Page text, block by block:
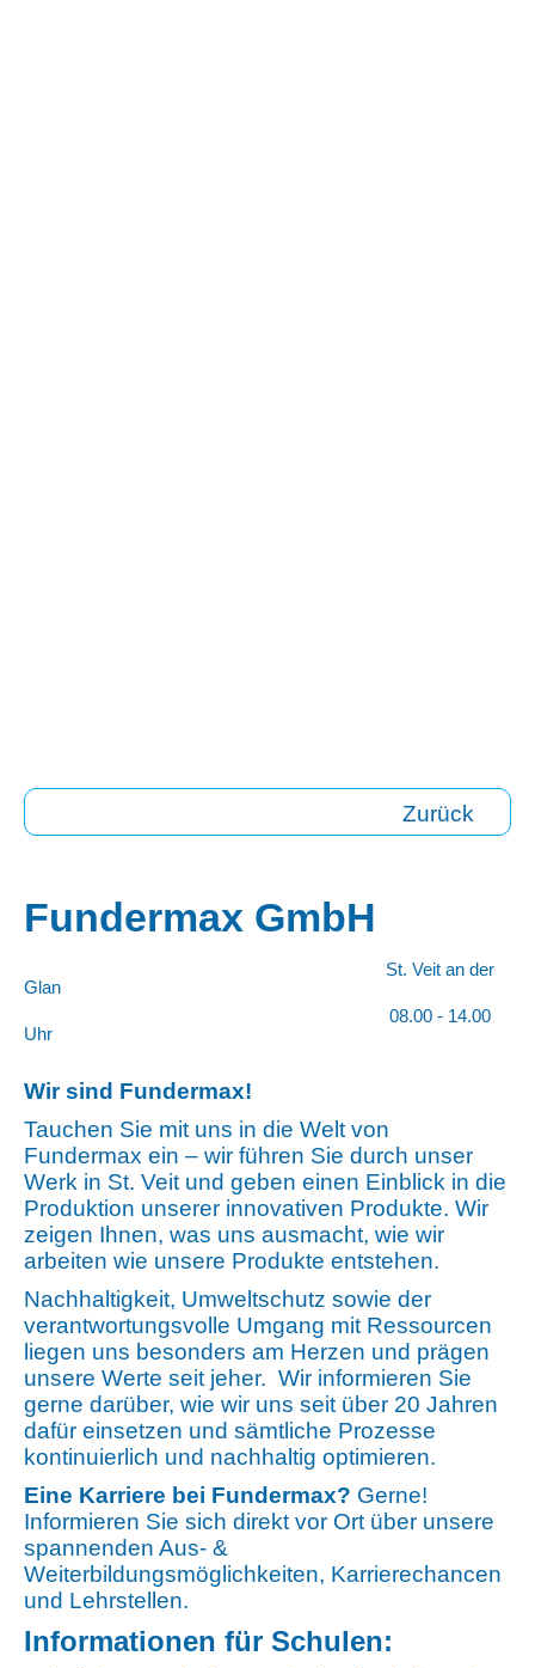
Zurück
Fundermax GmbH
St. Veit an der
Glan
08.00 - 14.00
Uhr
Wir sind Fundermax!
Tauchen Sie mit uns in die Welt von
Fundermax ein – wir führen Sie durch unser
Werk in St. Veit und geben einen Einblick in die
Produktion unserer innovativen Produkte. Wir
zeigen Ihnen, was uns ausmacht, wie wir
arbeiten wie unsere Produkte entstehen.
Nachhaltigkeit, Umweltschutz sowie der
verantwortungsvolle Umgang mit Ressourcen
liegen uns besonders am Herzen und prägen
unsere Werte seit jeher. Wir informieren Sie
gerne darüber, wie wir uns seit über 20 Jahren
dafür einsetzen und sämtliche Prozesse
kontinuierlich und nachhaltig optimieren.
Eine Karriere bei Fundermax? Gerne!
Informieren Sie sich direkt vor Ort über unsere
spannenden Aus- &
Weiterbildungsmöglichkeiten, Karrierechancen
und Lehrstellen.
Informationen für Schulen: